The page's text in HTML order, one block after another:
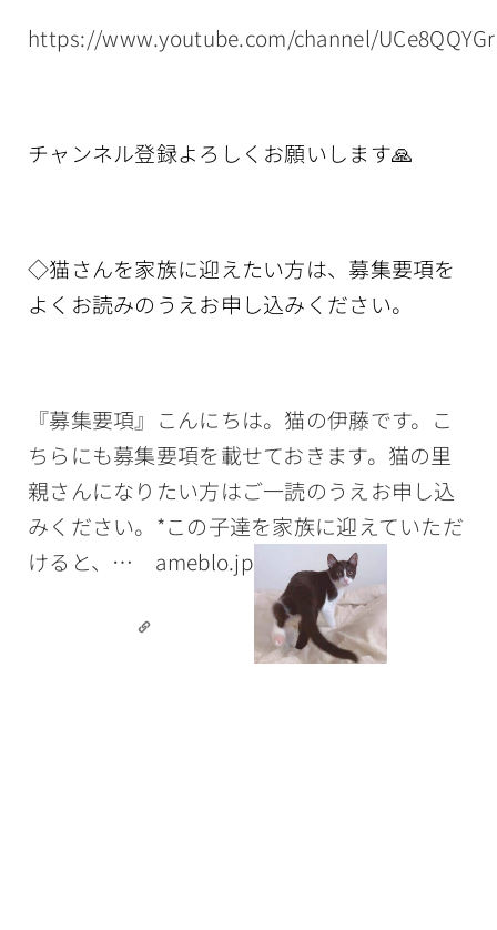
https://www.youtube.com/channel/
チャンネル登録よろしくお願いします🙏
◇猫さんを家族に迎えたい方は、募集要項を
よくお読みのうえお申し込みください。
『募集要項』こんにちは。猫の伊藤です。こ
ちらにも募集要項を載せておきます。猫の里
親さんになりたい方はご一読のうえお申し込
みください。*この子達を家族に迎えていただ
けると、…
ameblo.jp